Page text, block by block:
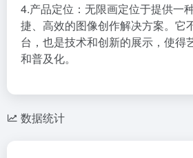
4.产品定位：无限画定位于提供一
捷、高效的图像创作解决方案。它
台，也是技术和创新的展示，使得
和普及化。
数据统计